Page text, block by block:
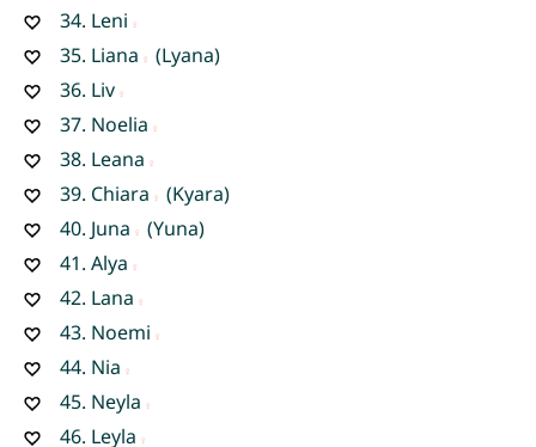
34. Leni
35. Liana
(Lyana)
36. Liv
37. Noelia
38. Leana
39. Chiara
(Kyara)
40. Juna
(Yuna)
41. Alya
42. Lana
43. Noemi
44. Nia
45. Neyla
46. Leyla